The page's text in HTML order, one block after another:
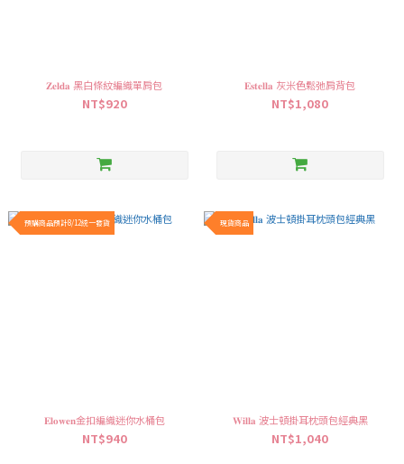
𝐙𝐞𝐥𝐝𝐚 黑白條紋編織單肩包
NT$920
𝐄𝐬𝐭𝐞𝐥𝐥𝐚 灰米色鬆弛肩背包
NT$1,080
預購商品預計8/12統一發貨
𝐄𝐥𝐨𝐰𝐞𝐧金扣編織迷你水桶包
NT$940
現貨商品
𝐖𝐢𝐥𝐥𝐚 波士頓掛耳枕頭包經典黑
NT$1,040